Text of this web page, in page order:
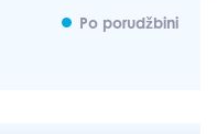
Po porudžbini